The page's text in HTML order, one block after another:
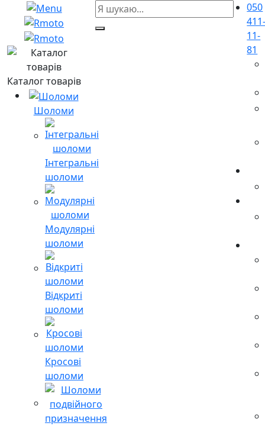
Каталог товарів
Шоломи
Інтегральні
шоломи
Модулярні
шоломи
Відкриті
шоломи
Кросові
шоломи
050
11-
81